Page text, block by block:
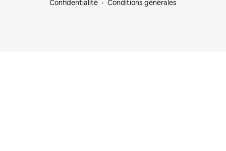
Confidentialité Conditions générales